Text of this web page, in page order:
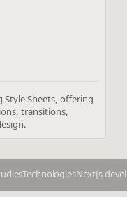
TechnologiesNextJs
Style Sheets, offering
transitions,